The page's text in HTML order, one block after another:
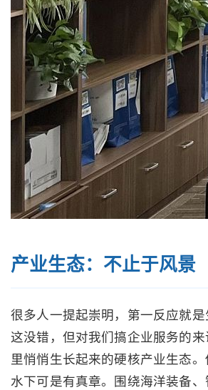
产业生态：不止于风景
很多人一提起崇明，第一反应就是
这没错，但对我们搞企业服务的
里悄悄生长起来的硬核产业生态。
水下可是有真章。围绕海洋装备